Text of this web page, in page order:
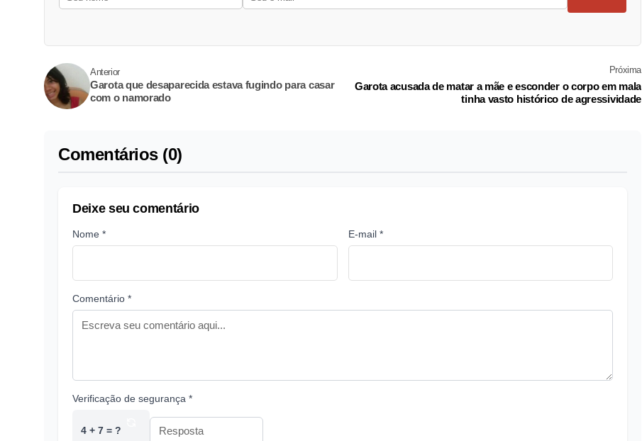
Anterior
Garota que desaparecida estava fugindo para casar
com o namorado
Próxima
Garota acusada de matar a mãe e esconder o corpo em mala
tinha vasto histórico de agressividade
Comentários (0)
Deixe seu comentário
Nome * E-mail *
Comentário *
Verificação de segurança *
4 + 7 = ?